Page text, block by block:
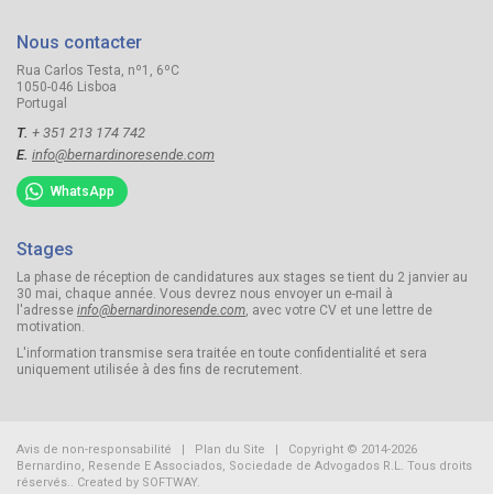
Nous contacter
Rua Carlos Testa, nº1, 6ºC
1050-046 Lisboa
Portugal
T. + 351 213 174 742
E. info@bernardinoresende.com
WhatsApp
Stages
La phase de réception de candidatures aux stages se tient du 2 janvier au
30 mai, chaque année. Vous devrez nous envoyer un e-mail à
l'adresse info@bernardinoresende.com , avec votre CV et une lettre de
motivation.
L'information transmise sera traitée en toute confidentialité et sera
uniquement utilisée à des fins de recrutement.
Avis de non-responsabilité | Plan du Site | Copyright © 2014-2026
Bernardino, Resende E Associados, Sociedade de Advogados R.L. Tous droits
réservés.. Created by SOFTWAY.